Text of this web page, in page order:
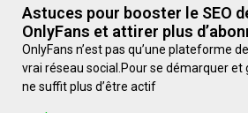
Astuces pour booster le SEO
OnlyFans et attirer plus
OnlyFans n’est pas qu’une plateforme
vrai réseau social.Pour se démarquer et
ne suffit plus d’être actif